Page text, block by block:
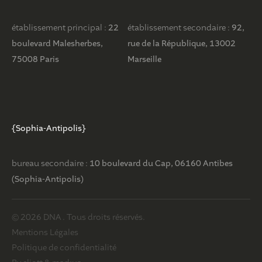
établissement principal : 22
boulevard Malesherbes,
75008 Paris
établissement secondaire : 92,
rue de la République, 13002
Marseille
{Sophia-Antipolis}
bureau secondaire : 10 boulevard du Cap, 06160 Antibes
(Sophia-Antipolis)
© 2026 DNA . Tous droits réservés.
Mentions Légales
Politique de confidentialité